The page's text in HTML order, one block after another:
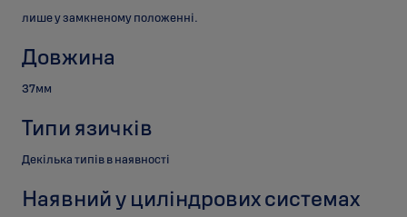
лише у замкненому положенні.
Довжина
37мм
Типи язичків
Декілька типів в наявності
Наявний у циліндрових системах